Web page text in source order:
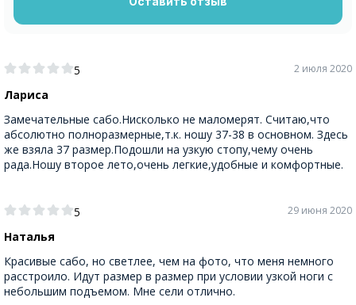
5
Лариса
2 июля 2020
Замечательные сабо.Нисколько не маломерят. Считаю,что
абсолютно полноразмерные,т.к. ношу 37-38 в основном. Здесь
же взяла 37 размер.Подошли на узкую стопу,чему очень
рада.Ношу второе лето,очень легкие,удобные и комфортные.
5
Наталья
29 июня 2020
Красивые сабо, но светлее, чем на фото, что меня немного
расстроило. Идут размер в размер при условии узкой ноги с
небольшим подъемом. Мне сели отлично.